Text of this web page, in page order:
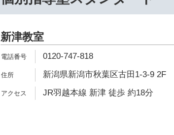
新津教室
0120-747-818
新潟県新潟市秋葉区古田1-3-9 2F
JR羽越本線 新津 徒歩 約18分